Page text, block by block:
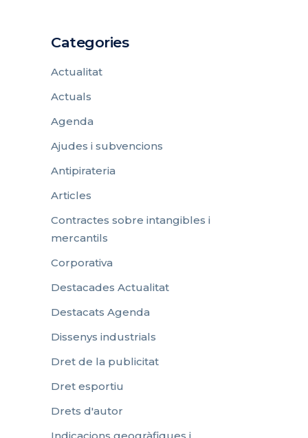
Categories
Actualitat
Actuals
Agenda
Ajudes i subvencions
Antipirateria
Articles
Contractes sobre intangibles i
mercantils
Corporativa
Destacades Actualitat
Destacats Agenda
Dissenys industrials
Dret de la publicitat
Dret esportiu
Drets d'autor